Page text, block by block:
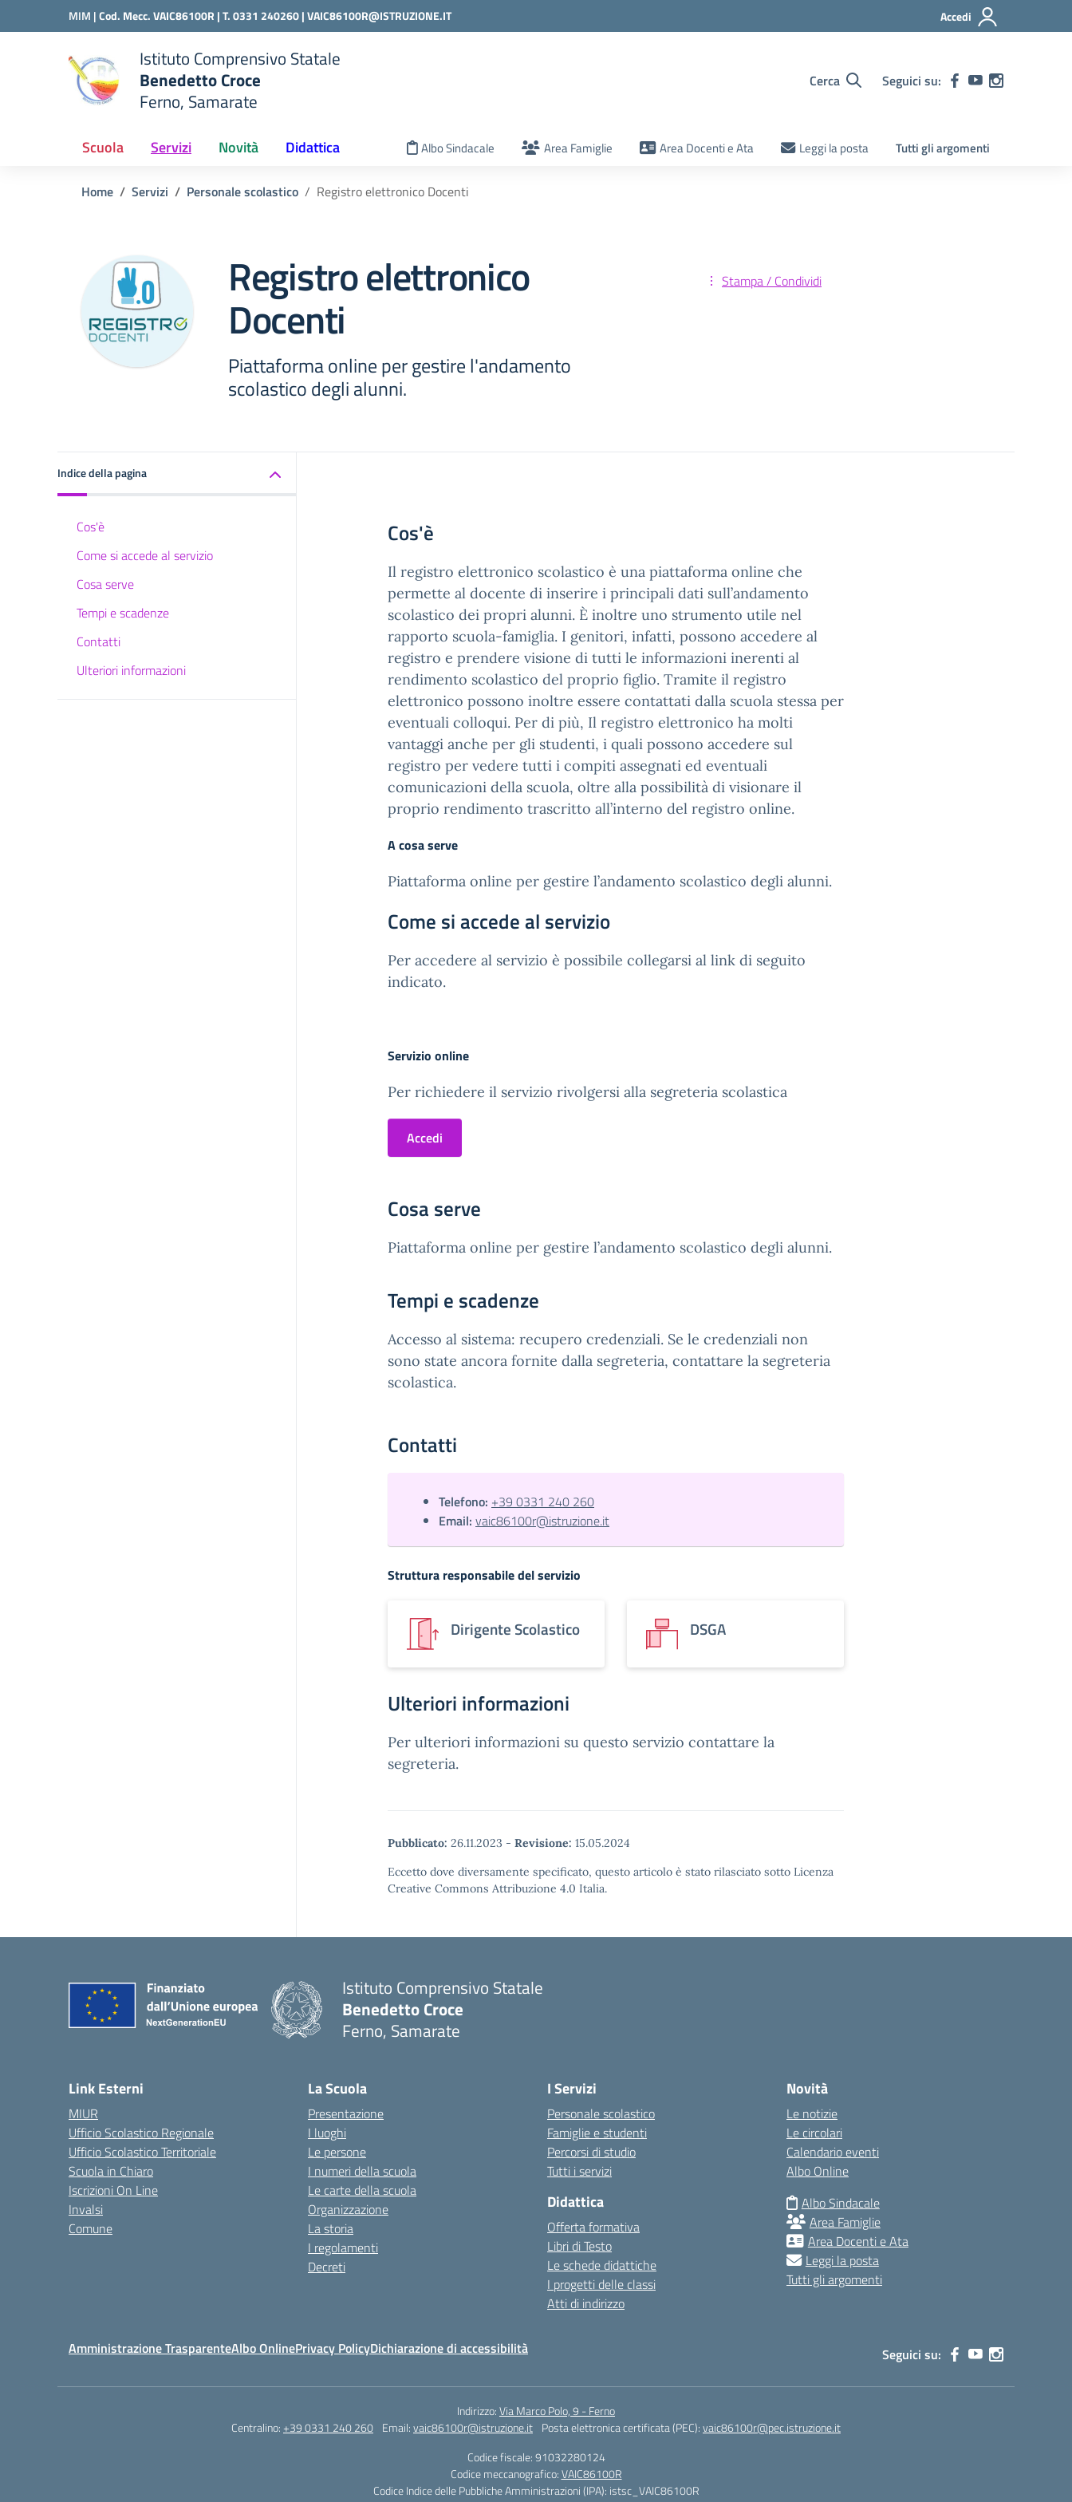
Vai ai contenuti
Vai al menu di navigazione
MIM |Cod. Mecc. VAIC86100R | T. 0331 240260 |VAIC86100R@ISTRUZIONE.IT Accedi
scuola
Istituto Comprensivo Statale
Benedetto Croce
Ferno, Samarate
Cerca Seguici su:
Scuola Servizi Novità Didattica Albo Sindacale Area Famiglie Area Docenti e Ata Leggi la posta Tutti gli argomenti
Home Servizi Personale scolastico Registro elettronico Docenti
Registro elettronico
Docenti
Piattaforma online per gestire l'andamento
scolastico degli alunni.
Stampa / Condividi
Indice della pagina
Cos'è
Come si accede al servizio
Cosa serve
Tempi e scadenze
Contatti
Ulteriori informazioni
Cos'è
Il registro elettronico scolastico è una piattaforma online che
permette al docente di inserire i principali dati sull’andamento
scolastico dei propri alunni. È inoltre uno strumento utile nel
rapporto scuola-famiglia. I genitori, infatti, possono accedere al
registro e prendere visione di tutti le informazioni inerenti al
rendimento scolastico del proprio figlio. Tramite il registro
elettronico possono inoltre essere contattati dalla scuola stessa per
eventuali colloqui. Per di più, Il registro elettronico ha molti
vantaggi anche per gli studenti, i quali possono accedere sul
registro per vedere tutti i compiti assegnati ed eventuali
comunicazioni della scuola, oltre alla possibilità di visionare il
proprio rendimento trascritto all’interno del registro online.
A cosa serve
Piattaforma online per gestire l’andamento scolastico degli alunni.
Come si accede al servizio
Per accedere al servizio è possibile collegarsi al link di seguito
indicato.
Servizio online
Per richiedere il servizio rivolgersi alla segreteria scolastica
Accedi
Cosa serve
Piattaforma online per gestire l’andamento scolastico degli alunni.
Tempi e scadenze
Accesso al sistema: recupero credenziali. Se le credenziali non
sono state ancora fornite dalla segreteria, contattare la segreteria
scolastica.
Contatti
Telefono: +39 0331 240 260
Email: vaic86100r@istruzione.it
Struttura responsabile del servizio
Dirigente Scolastico DSGA
Ulteriori informazioni
Per ulteriori informazioni su questo servizio contattare la
segreteria.
Pubblicato: 26.11.2023 - Revisione: 15.05.2024
Eccetto dove diversamente specificato, questo articolo è stato rilasciato sotto Licenza
Creative Commons Attribuzione 4.0 Italia.
Istituto Comprensivo Statale
Benedetto Croce
Ferno, Samarate
Link Esterni
MIUR
Ufficio Scolastico Regionale
Ufficio Scolastico Territoriale
Scuola in Chiaro
Iscrizioni On Line
Invalsi
Comune
La Scuola
Presentazione
I luoghi
Le persone
I numeri della scuola
Le carte della scuola
Organizzazione
La storia
I regolamenti
Decreti
I Servizi
Personale scolastico
Famiglie e studenti
Percorsi di studio
Tutti i servizi
Didattica
Offerta formativa
Libri di Testo
Le schede didattiche
I progetti delle classi
Atti di indirizzo
Novità
Le notizie
Le circolari
Calendario eventi
Albo Online
Albo Sindacale
Area Famiglie
Area Docenti e Ata
Leggi la posta
Tutti gli argomenti
Amministrazione TrasparenteAlbo OnlinePrivacy PolicyDichiarazione di accessibilità Seguici su:
Indirizzo:Via Marco Polo, 9 - Ferno
Centralino:+39 0331 240 260 Email:vaic86100r@istruzione.it Posta elettronica certificata (PEC):vaic86100r@pec.istruzione.it
Codice fiscale: 91032280124
Codice meccanografico:VAIC86100R
Codice Indice delle Pubbliche Amministrazioni (IPA): istsc_VAIC86100R